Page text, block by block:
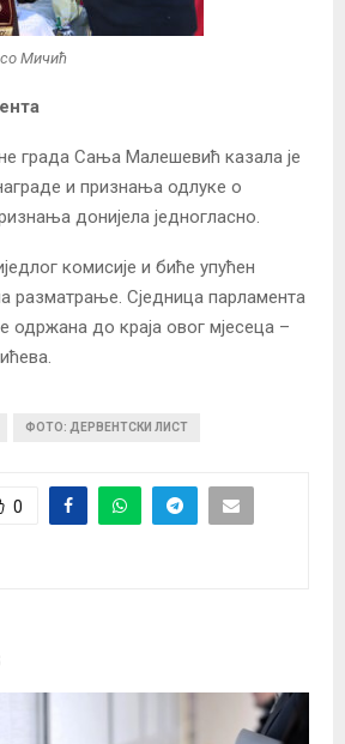
Мичић
града Сања Малешевић казала је
и признања одлуке о
донијела једногласно.
комисије и биће упућен
разматрање. Сједница парламента
одржана до краја овог мјесеца –
ФОТО: ДЕРВЕНТСКИ ЛИСТ
0